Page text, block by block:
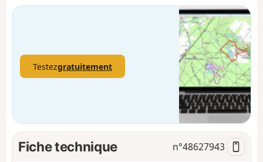
Testezgratuitement
Fiche technique n°48627943